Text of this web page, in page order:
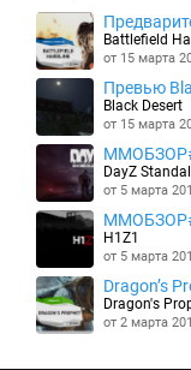
Battlefield
от 15 марта
Превью
Black Desert
от 15 марта
DayZ
от 5 марта
H1Z1
от 5 марта
Dragon’s
Dragon's
от 2 марта